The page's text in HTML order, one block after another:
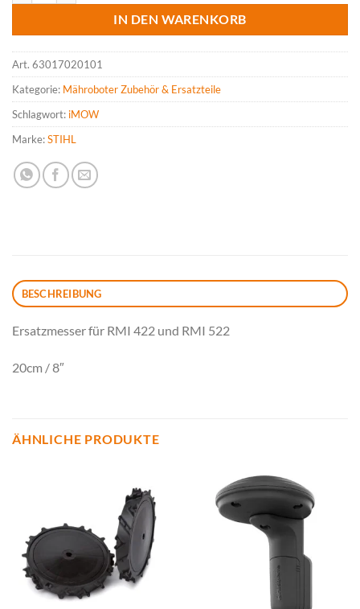
IN DEN WARENKORB
Art. 63017020101
Kategorie: Mähroboter Zubehör & Ersatzteile
Schlagwort: iMOW
Marke:STIHL
BESCHREIBUNG
Ersatzmesser für RMI 422 und RMI 522
20cm / 8″
ÄHNLICHE PRODUKTE